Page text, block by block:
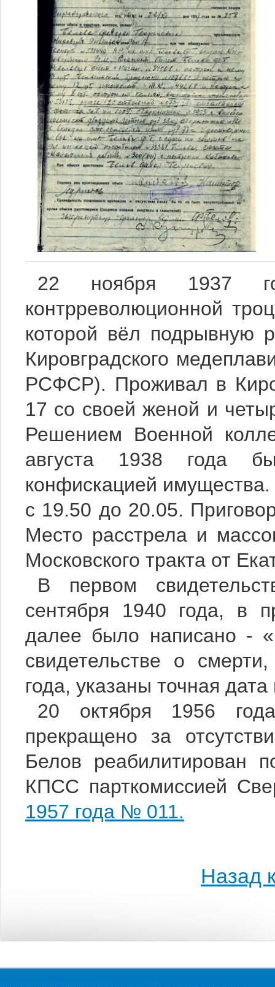
22 ноября 1937
контрреволюционной
которой вёл подрывную
Кировградского
РСФСР). Проживал в
17 со своей женой и
Решением Военной
августа 1938 года
конфискацией
с 19.50 до 20.05.
Место расстрела и
Московского тракта от
В первом
сентября 1940 года, в
далее было написано -
свидетельстве о
года, указаны точная
20 октября 1956
прекращено за
Белов реабилитирован
КПСС парткомиссией
1957 года № 011.
Назад